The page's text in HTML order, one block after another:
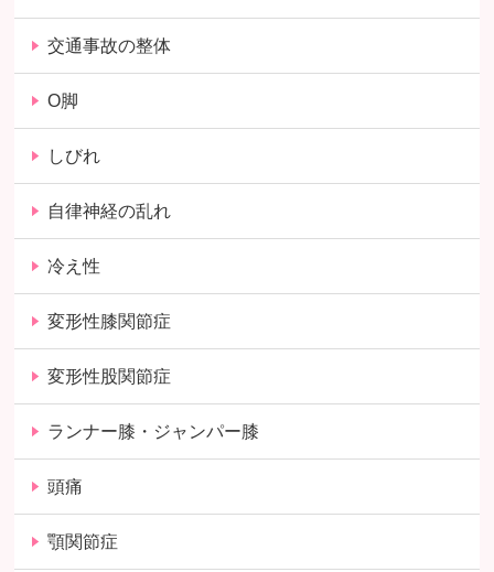
交通事故の整体
O脚
しびれ
自律神経の乱れ
冷え性
変形性膝関節症
変形性股関節症
ランナー膝・ジャンパー膝
頭痛
顎関節症